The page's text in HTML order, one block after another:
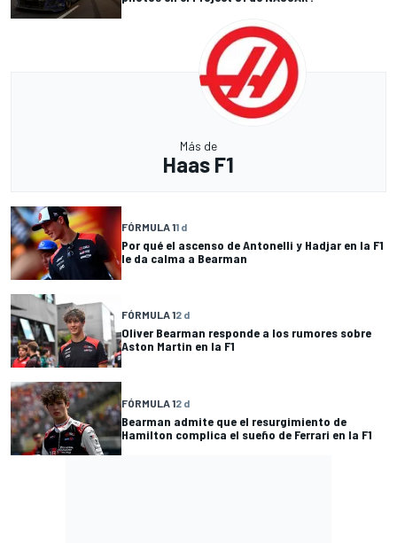
Más de
Haas F1
FÓRMULA 11 d
Por qué el ascenso de Antonelli y Hadjar en la F1
le da calma a Bearman
FÓRMULA 12 d
Oliver Bearman responde a los rumores sobre
Aston Martin en la F1
FÓRMULA 12 d
Bearman admite que el resurgimiento de
Hamilton complica el sueño de Ferrari en la F1